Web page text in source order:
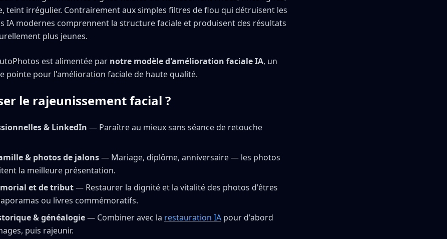
teint irrégulier. Contrairement aux simples filtres de flou qui détruisent les
IA modernes comprennent la structure faciale et produisent des résultats
plus jeunes.
est alimentée par notre modèle d'amélioration faciale IA, un
pointe pour l'amélioration faciale de haute qualité.
le rajeunissement facial ?
& LinkedIn — Paraître au mieux sans séance de retouche
& photos de jalons— Mariage, diplôme, anniversaire — les photos
la meilleure présentation.
et de tribut— Restaurer la dignité et la vitalité des photos d'êtres
ou livres commémoratifs.
& généalogie— Combiner avec la restauration IA pour d'abord
puis rajeunir.